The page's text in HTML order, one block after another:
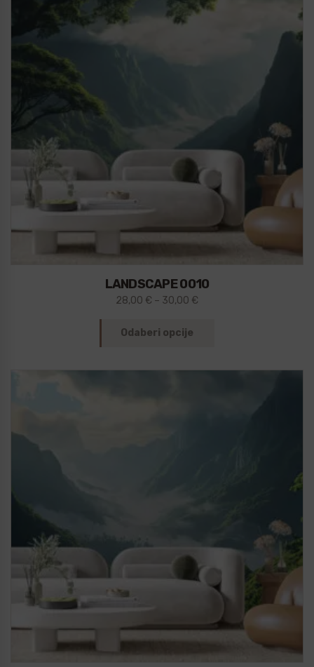
LANDSCAPE 0010
28,00 € – 30,00 €
Odaberi opcije